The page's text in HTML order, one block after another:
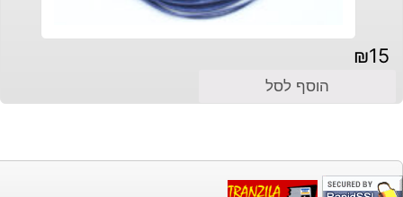
₪15
הוסף לסל